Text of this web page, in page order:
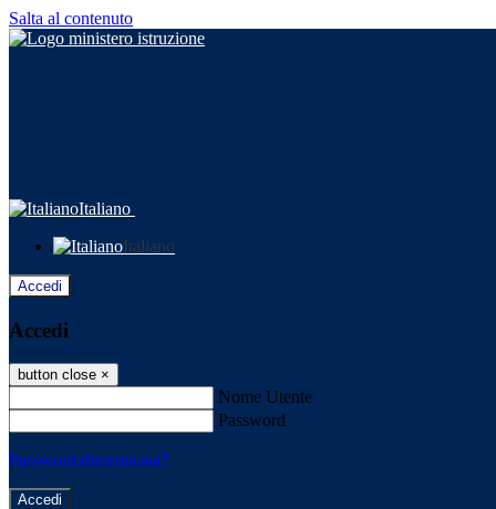
Salta al contenuto
Italiano
Italiano
Accedi
Accedi
button close ×
Nome Utente
Password
Password dimenticata?